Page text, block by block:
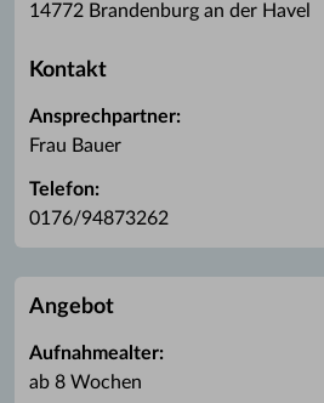
14772 Brandenburg an der Havel
Kontakt
Ansprechpartner:
Frau Bauer
Telefon:
0176/94873262
Angebot
Aufnahmealter:
ab 8 Wochen